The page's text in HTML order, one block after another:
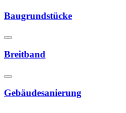
Baugrundstücke
Breitband
Gebäudesanierung